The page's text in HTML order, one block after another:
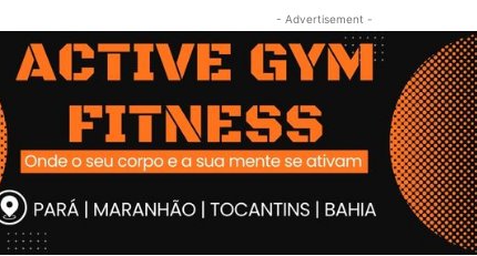
- Advertisement -